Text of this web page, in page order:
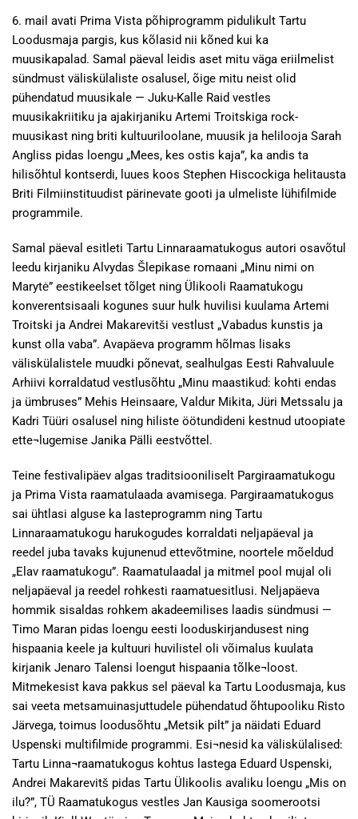
6. mail avati Prima Vista põhiprogramm pidulikult Tartu
Loodusmaja pargis, kus kõlasid nii kõned kui ka
muusikapalad. Samal päeval leidis aset mitu väga eriilmelist
sündmust väliskülaliste osalusel, õige mitu neist olid
pühendatud muusikale — Juku-Kalle Raid vestles
muusikakriitiku ja ajakirjaniku Artemi Troitskiga rock-
muusikast ning briti kultuuriloolane, muusik ja helilooja Sarah
Angliss pidas loengu „Mees, kes ostis kaja”, ka andis ta
hilisõhtul kontserdi, luues koos Stephen Hiscockiga helitausta
Briti Filmiinstituudist pärinevate gooti ja ulmeliste lühifilmide
programmile.
Samal päeval esitleti Tartu Linnaraamatukogus autori osavõtul
leedu kirjaniku Alvydas Šlepikase romaani „Minu nimi on
Marytė” eestikeelset tõlget ning Ülikooli Raamatukogu
konverentsisaali kogunes suur hulk huvilisi kuulama Artemi
Troitski ja Andrei Makarevitši vestlust „Vabadus kunstis ja
kunst olla vaba”. Avapäeva programm hõlmas lisaks
väliskülalistele muudki põnevat, sealhulgas Eesti Rahvaluule
Arhiivi korraldatud vestlusõhtu „Minu maastikud: kohti endas
ja ümbruses” Mehis Heinsaare, Valdur Mikita, Jüri Metssalu ja
Kadri Tüüri osalusel ning hiliste öötundideni kestnud utoopiate
ette¬lugemise Janika Pälli eestvõttel.
Teine festivalipäev algas traditsiooniliselt Pargiraamatukogu
ja Prima Vista raamatulaada avamisega. Pargiraamatukogus
sai ühtlasi alguse ka lasteprogramm ning Tartu
Linnaraamatukogu harukogudes korraldati neljapäeval ja
reedel juba tavaks kujunenud ettevõtmine, noortele mõeldud
„Elav raamatukogu”. Raamatulaadal ja mitmel pool mujal oli
neljapäeval ja reedel rohkesti raamatuesitlusi. Neljapäeva
hommik sisaldas rohkem akadeemilises laadis sündmusi —
Timo Maran pidas loengu eesti looduskirjandusest ning
hispaania keele ja kultuuri huvilistel oli võimalus kuulata
kirjanik Jenaro Talensi loengut hispaania tõlke¬loost.
Mitmekesist kava pakkus sel päeval ka Tartu Loodusmaja, kus
sai veeta metsamuinasjuttudele pühendatud õhtupooliku Risto
Järvega, toimus loodusõhtu „Metsik pilt” ja näidati Eduard
Uspenski multifilmide programmi. Esi¬nesid ka väliskülalised:
Tartu Linna¬raamatukogus kohtus lastega Eduard Uspenski,
Andrei Makarevitš pidas Tartu Ülikoolis avaliku loengu „Mis on
ilu?”, TÜ Raamatukogus vestles Jan Kausiga soomerootsi